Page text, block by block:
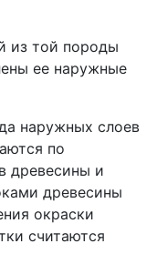
из той породы
ее наружные
наружных слоев
по
древесины и
древесины
окраски
считаются